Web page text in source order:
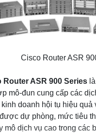
Cisco Router ASR
Router ASR 900 Series
mô-đun cung cấp các
doanh hội tụ hiệu quả
dự phòng, mức tiêu
mô dịch vụ cao trong các